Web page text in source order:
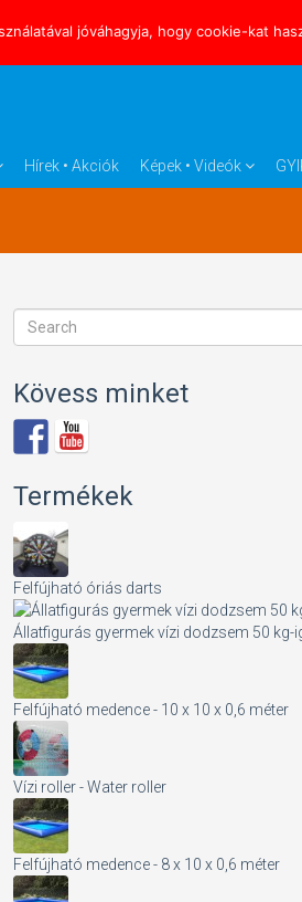
Hírek • Akciók Képek • Videók
Kövess minket
Termékek
Felfújható óriás darts
Állatfigurás gyermek vízi dodzsem 50 kg-
Felfújható medence - 10 x 10 x 0,6 méter
Vízi roller - Water roller
Felfújható medence - 8 x 10 x 0,6 méter
jóváhagyja, hogy cookie-kat